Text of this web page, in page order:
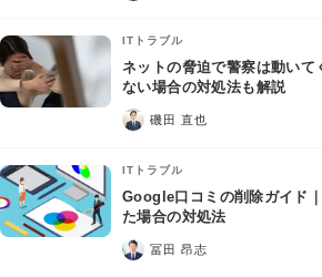
ITトラブル
ネットの脅迫で警察は動いて
ない場合の対処法も解説
磯田 直也
ITトラブル
Google口コミの削除ガイド
た場合の対処法
冨田 昂志